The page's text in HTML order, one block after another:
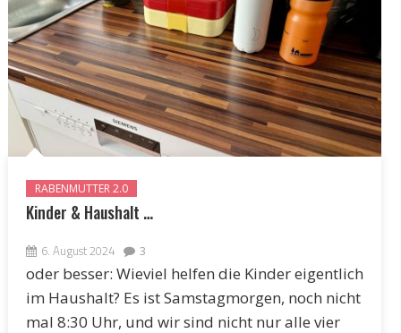
RABENMUTTER 2.0
Kinder & Haushalt …
6. August 2024 3
oder besser: Wieviel helfen die Kinder eigentlich
im Haushalt? Es ist Samstagmorgen, noch nicht
mal 8:30 Uhr, und wir sind nicht nur alle vier